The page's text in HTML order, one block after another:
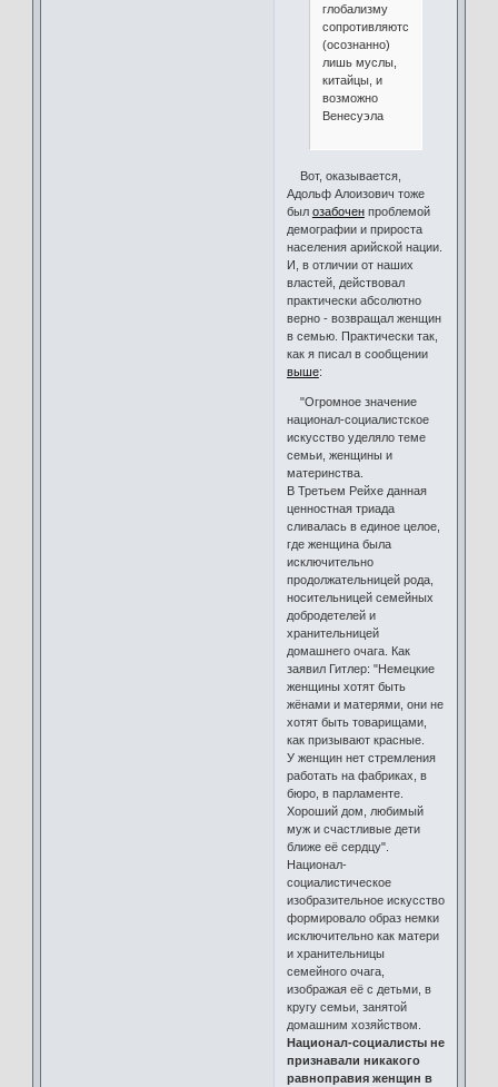
глобализму
сопротивляются
(осознанно)
лишь муслы,
китайцы, и
возможно
Венесуэла
Вот, оказывается,
Адольф Алоизович тоже
был озабоченпроблемой
демографии и прироста
населения арийской нации.
И, в отличии от наших
властей, действовал
практически абсолютно
верно - возвращал женщин
в семью. Практически так,
как я писал в сообщении
выше:
"Огромное значение
национал-социалистское
искусство уделяло теме
семьи, женщины и
материнства.
В Третьем Рейхе данная
ценностная триада
сливалась в единое целое,
где женщина была
исключительно
продолжательницей рода,
носительницей семейных
добродетелей и
хранительницей
домашнего очага. Как
заявил Гитлер: "Немецкие
женщины хотят быть
жёнами и матерями, они не
хотят быть товарищами,
как призывают красные.
У женщин нет стремления
работать на фабриках, в
бюро, в парламенте.
Хороший дом, любимый
муж и счастливые дети
ближе её сердцу".
Национал-
социалистическое
изобразительное искусство
формировало образ немки
исключительно как матери
и хранительницы
семейного очага,
изображая её с детьми, в
кругу семьи, занятой
домашним хозяйством.
Национал-социалисты не
признавали никакого
равноправия женщин в